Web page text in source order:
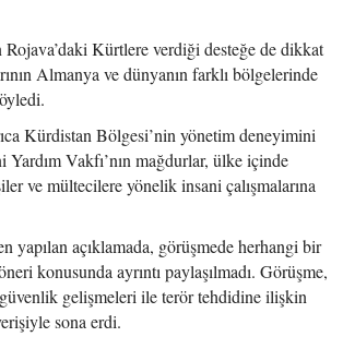
Kürtlere verdiği desteğe de dikkat
Almanya ve dünyanın farklı bölgelerinde
Kürdistan Bölgesi’nin yönetim deneyimini
Vakfı’nın mağdurlar, ülke içinde
ve mültecilere yönelik insani çalışmalarına
yapılan açıklamada, görüşmede herhangi bir
konusunda ayrıntı paylaşılmadı. Görüşme,
gelişmeleri ile terör tehdidine ilişkin
sona erdi.